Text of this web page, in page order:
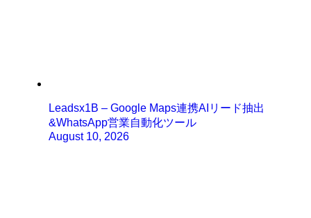
Leadsx1B – Google Maps連携AIリード抽出
&WhatsApp営業自動化ツール
August 10, 2026